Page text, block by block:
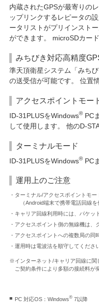
内蔵されたGPSが最寄りの
ップリンクするレピータの
ータリストがプリインスト
ができます。 microSDカー
みちびき対応高精度
準天頂衛星システム「みち
の送受信が可能です。 位置
アクセスポイントモー
ID-31PLUSをWindows® PC
して使用します。 他のD-
ターミナルモード
ID-31PLUSをWindows® PC
運用上のご注意
・ ターミナル/アクセスポイントモ
（Android端末で携帯電話回線を
・ キャリア回線利用時には、パケッ
・ アクセスポイント側の無線機は、
・ アクセスポイントへの複数局の同
・ 運用時は電波法を順守してくださ
※インターネット/キャリア回線に
ご契約条件により多額の接続料が
■ PC 対応OS：Windows® 7以降